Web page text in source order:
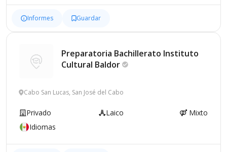
Informes Guardar
Preparatoria Bachillerato Instituto
Cultural Baldor
Cabo San Lucas, San José del Cabo
Privado Laico
Mixto
Idiomas